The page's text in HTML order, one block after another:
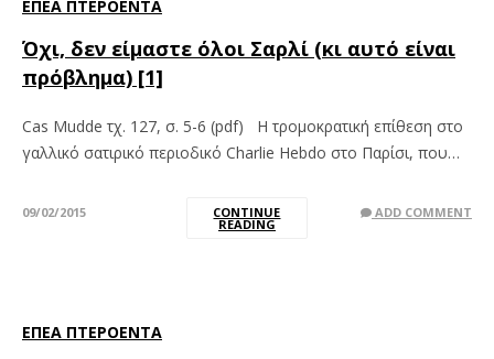
ΈΠΕΑ ΠΤΕΡΌΕΝΤΑ
Όχι, δεν είμαστε όλοι Σαρλί (κι αυτό είναι
πρόβλημα) [1]
Cas Mudde τχ. 127, σ. 5-6 (pdf) Η τρομοκρατική επίθεση στο
γαλλικό σατιρικό περιοδικό Charlie Hebdo στο Παρίσι, που…
09/02/2015 CONTINUE
READING
ADD COMMENT
ΈΠΕΑ ΠΤΕΡΌΕΝΤΑ